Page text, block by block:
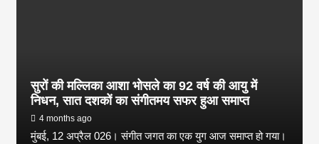
सुरों की मल्लिका आशा भोसले का 92 वर्ष की आयु में
निधन, सात दशकों का संगीतमय सफर हुआ समाप्त
4 months ago
मुंबई, 12 अप्रैल 026। संगीत जगत का एक युग आज समाप्त हो गया।